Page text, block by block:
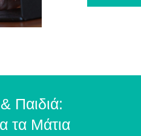
Παιδιά:
τα Μάτια